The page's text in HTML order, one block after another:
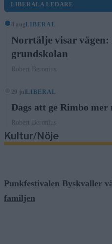
LIBERALA LEDARE
4 aug LIBERAL
Norrtälje visar
grundskolan
Robert Beronius
29 julLIBERAL
Dags att ge Rimbo mer
Robert Beronius
Kultur/Nöje
Punkfestivalen Byskvaller
familjen